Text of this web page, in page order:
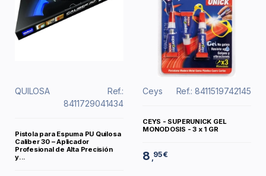
QUILOSA
Ref.:
8411729041434
Pistola para Espuma PU Quilosa
Caliber 30 – Aplicador
Profesional de Alta Precisión
y...
Ceys Ref.: 8411519742145
CEYS - SUPERUNICK GEL
MONODOSIS - 3 x 1 GR
8 95 €